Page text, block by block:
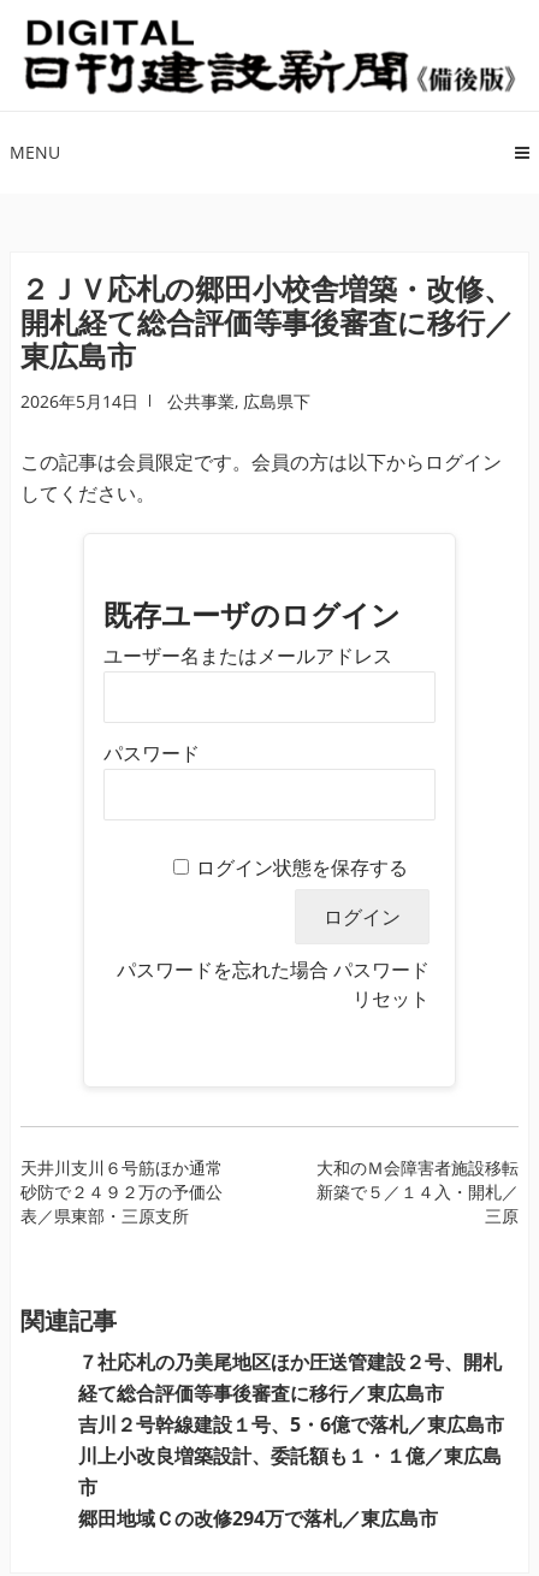
ナ
ビ
ゲ
シ
キ
ッ
プ
コ
ン
テ
ツ
プ
MENU
２ＪＶ応札の郷田小校舎増築・改修、
開札経て総合評価等事後審査に移行／
東広島市
2026年5月14日 公共事業, 広島県下
この記事は会員限定です。会員の方は以下からログイン
してください。
既存ユーザのログイン
ユーザー名またはメールアドレス
パスワード
ログイン状態を保存する
パスワードを忘れた場合 パスワード
リセット
投
稿
ナ
ー
天井川支川６号筋ほか通常
砂防で２４９２万の予価公
表／県東部・三原支所
大和のＭ会障害者施設移転
新築で５／１４入・開札／
三原
関連記事
７社応札の乃美尾地区ほか圧送管建設２号、開札
経て総合評価等事後審査に移行／東広島市
吉川２号幹線建設１号、5・6億で落札／東広島市
川上小改良増築設計、委託額も１・１億／東広島
市
郷田地域Ｃの改修294万で落札／東広島市